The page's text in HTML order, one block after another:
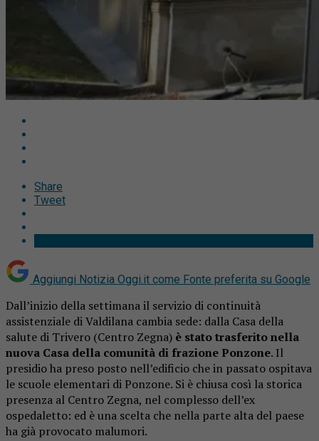
Share
Tweet
Aggiungi Notizia Oggi.it come Fonte preferita su Google
Dall’inizio della settimana il servizio di continuità
assistenziale di Valdilana cambia sede: dalla Casa della
salute di Trivero (Centro Zegna) è stato trasferito nella
nuova Casa della comunità di frazione Ponzone. Il
presidio ha preso posto nell’edificio che in passato ospitava
le scuole elementari di Ponzone. Si è chiusa così la storica
presenza al Centro Zegna, nel complesso dell’ex
ospedaletto: ed è una scelta che nella parte alta del paese
ha già provocato malumori.